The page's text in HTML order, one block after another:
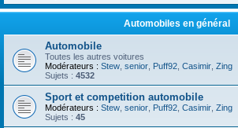
Automobiles en général
Automobile
Toutes les autres voitures
Modérateurs : Stew senior Puff92 Casimir Zing
Sujets : 4532
Sport et competition automobile
Modérateurs : Stew senior Puff92 Casimir Zing
Sujets : 45